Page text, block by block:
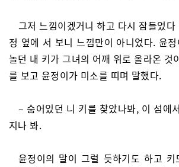
그저 느낌이겠거니 하고 다시 잠들었
정 옆에 서 보니 느낌만이 아니었다. 윤
놀던 내 키가 그녀의 어깨 위로 올라온 것
를 보고 윤정이가 미소를 띠며 말했다.
– 숨어있던 니 키를 찾았나봐, 이 섬에
지나 봐.
윤정이의 말이 그럴 듯하기도 하고 키